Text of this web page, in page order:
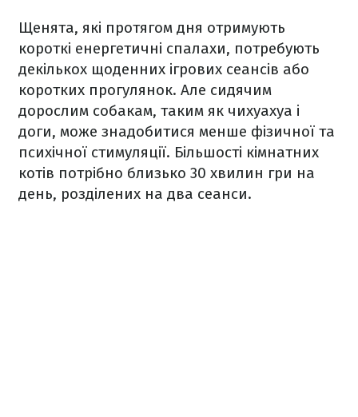
Щенята, які протягом дня отримують
короткі енергетичні спалахи, потребують
декількох щоденних ігрових сеансів або
коротких прогулянок. Але сидячим
дорослим собакам, таким як чихуахуа і
доги, може знадобитися менше фізичної та
психічної стимуляції. Більшості кімнатних
котів потрібно близько 30 хвилин гри на
день, розділених на два сеанси.